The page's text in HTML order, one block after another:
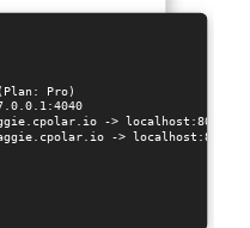
Pro)
-> localhost:8080
-> localhost:8080